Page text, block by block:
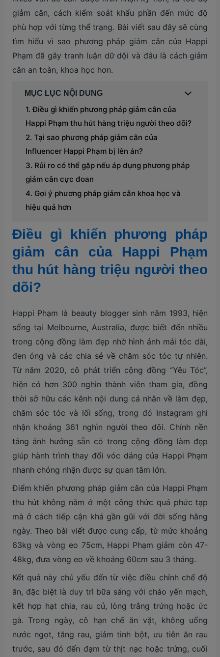
giảm cân, cách kiểm soát khẩu phần đến mức độ
phù hợp với từng thể trạng. Bài viết sau đây sẽ cùng
tìm hiểu vì sao phương pháp giảm cân của Happi
Phạm đã gây tranh luận dữ dội và đâu là cách giảm
cân an toàn, khoa học hơn.
MỤC LỤC NỘI DUNG
Điều gì khiến phương pháp giảm cân của
Happi Phạm thu hút hàng triệu người theo dõi?
Tại sao phương pháp giảm cân của
Influencer Happi Phạm bị lên án?
Rủi ro có thể gặp nếu áp dụng phương pháp
giảm cân cực đoan
Gợi ý phương pháp giảm cân khoa học và
hiệu quả hơn
Điều gì khiến phương pháp
giảm cân của Happi Phạm
thu hút hàng triệu người theo
dõi?
Happi Phạm là beauty blogger sinh năm 1993, hiện
sống tại Melbourne, Australia, được biết đến nhiều
trong cộng đồng làm đẹp nhờ hình ảnh mái tóc dài,
đen óng và các chia sẻ về chăm sóc tóc tự nhiên.
Từ năm 2020, cô phát triển cộng đồng “Yêu Tóc”,
hiện có hơn 300 nghìn thành viên tham gia, đồng
thời sở hữu các kênh nội dung cá nhân về làm đẹp,
chăm sóc tóc và lối sống, trong đó Instagram ghi
nhận khoảng 361 nghìn người theo dõi. Chính nền
tảng ảnh hưởng sẵn có trong cộng đồng làm đẹp
giúp hành trình thay đổi vóc dáng của Happi Phạm
nhanh chóng nhận được sự quan tâm lớn.
Điểm khiến phương pháp giảm cân của Happi Phạm
thu hút không nằm ở một công thức quá phức tạp
mà ở cách tiếp cận khá gần gũi với đời sống hằng
ngày. Theo bài viết được cung cấp, từ mức khoảng
63kg và vòng eo 75cm, Happi Phạm giảm còn 47-
48kg, đưa vòng eo về khoảng 60cm sau 3 tháng.
Kết quả này chủ yếu đến từ việc điều chỉnh chế độ
ăn, đặc biệt là duy trì bữa sáng với cháo yến mạch,
kết hợp hạt chia, rau củ, lòng trắng trứng hoặc ức
gà. Trong ngày, cô hạn chế ăn vặt, không uống
nước ngọt, tăng rau, giảm tinh bột, ưu tiên ăn rau
trước, sau đó đến đạm từ thịt nạc hoặc trứng, cuối